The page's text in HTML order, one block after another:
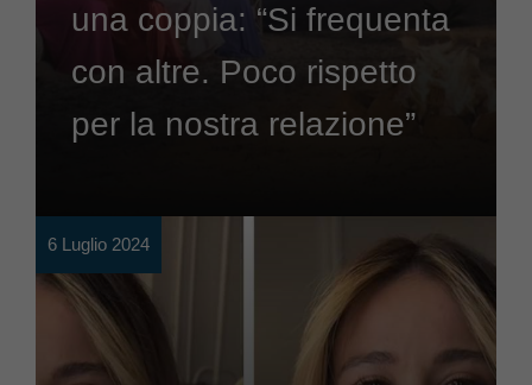
una coppia: “Si frequenta
con altre. Poco rispetto
per la nostra relazione”
6 Luglio 2024